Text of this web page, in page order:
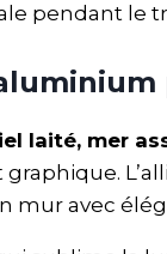
pendant le
laité, mer
mur avec